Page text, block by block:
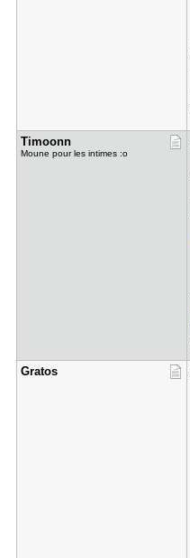
Timoonn
Moune pour les intimes :o
Gratos